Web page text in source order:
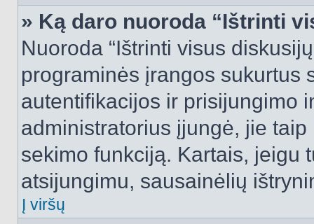
» Ką daro nuoroda “Ištrinti
Nuoroda “Ištrinti visus
programinės įrangos sukurtus
autentifikacijos ir prisijungimo
administratorius įjungė, jie
sekimo funkciją. Kartais, jeigu
atsijungimu, sausainėlių
Į viršų